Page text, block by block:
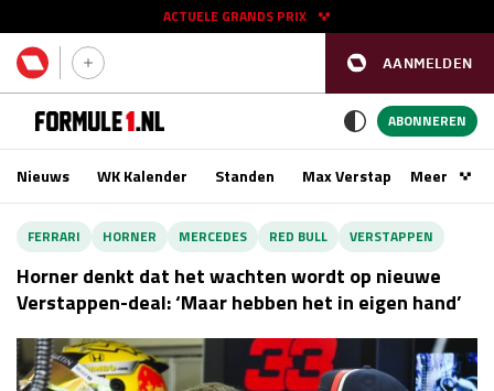
AANMELDEN
ACTUELE GRANDS PRIX
11 - 13 sep
Race
zo 15:00 - 17:00
GP AZERBEIDZJAN 2026 24 - 26 sep
ABONNEREN
Nieuws WK Kalender Standen Max VerstappenMeer
FERRARI HORNER MERCEDES RED BULL VERSTAPPEN
Horner denkt dat het wachten wordt op nieuwe
Verstappen-deal: ‘Maar hebben het in eigen hand’